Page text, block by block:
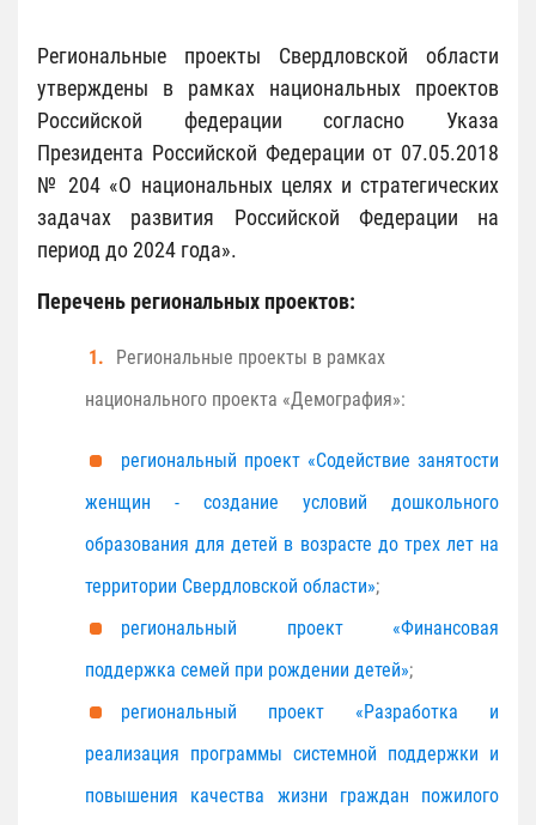
Региональные проекты Свердловской области
утверждены в рамках национальных проектов
Российской федерации согласно Указа
Президента Российской Федерации от 07.05.2018
№ 204 «О национальных целях и стратегических
задачах развития Российской Федерации на
период до 2024 года».
Перечень региональных проектов:
Региональные проекты в рамках
национального проекта «Демография»:
региональный проект «Содействие занятости
женщин - создание условий дошкольного
образования для детей в возрасте до трех лет на
территории Свердловской области»;
региональный проект «Финансовая
поддержка семей при рождении детей»;
региональный проект «Разработка и
реализация программы системной поддержки и
повышения качества жизни граждан пожилого